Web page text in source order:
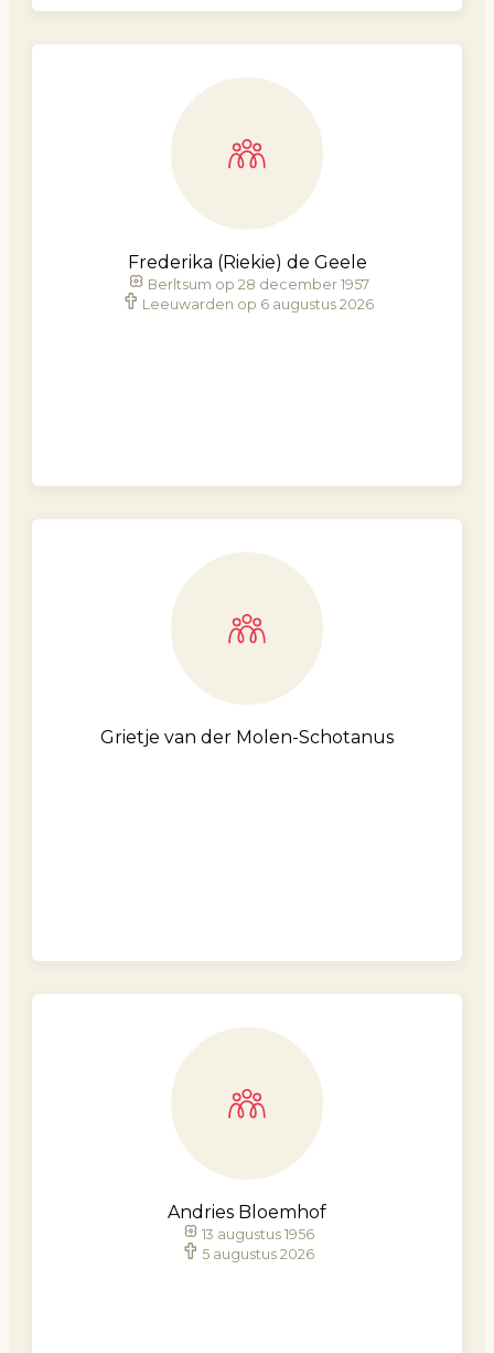
Frederika (Riekie) de Geele
Berltsum op 28 december 1957
Leeuwarden op 6 augustus 2026
Grietje van der Molen-Schotanus
Andries Bloemhof
13 augustus 1956
5 augustus 2026